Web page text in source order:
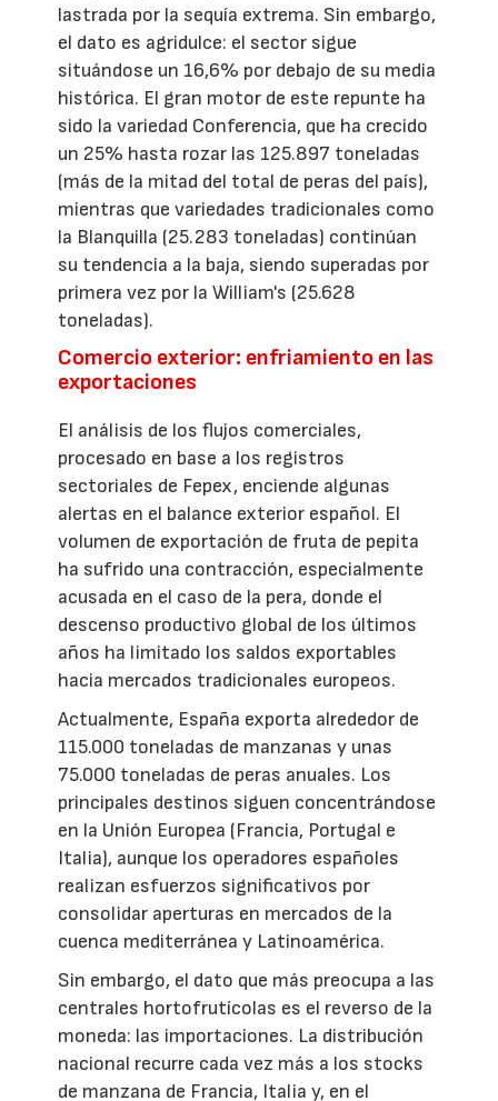
lastrada por la sequía extrema. Sin embargo,
el dato es agridulce: el sector sigue
situándose un 16,6% por debajo de su media
histórica. El gran motor de este repunte ha
sido la variedad Conferencia, que ha crecido
un 25% hasta rozar las 125.897 toneladas
(más de la mitad del total de peras del país),
mientras que variedades tradicionales como
la Blanquilla (25.283 toneladas) continúan
su tendencia a la baja, siendo superadas por
primera vez por la William's (25.628
toneladas).
Comercio exterior: enfriamiento en las
exportaciones
El análisis de los flujos comerciales,
procesado en base a los registros
sectoriales de Fepex, enciende algunas
alertas en el balance exterior español. El
volumen de exportación de fruta de pepita
ha sufrido una contracción, especialmente
acusada en el caso de la pera, donde el
descenso productivo global de los últimos
años ha limitado los saldos exportables
hacia mercados tradicionales europeos.
Actualmente, España exporta alrededor de
115.000 toneladas de manzanas y unas
75.000 toneladas de peras anuales. Los
principales destinos siguen concentrándose
en la Unión Europea (Francia, Portugal e
Italia), aunque los operadores españoles
realizan esfuerzos significativos por
consolidar aperturas en mercados de la
cuenca mediterránea y Latinoamérica.
Sin embargo, el dato que más preocupa a las
centrales hortofrutícolas es el reverso de la
moneda: las importaciones. La distribución
nacional recurre cada vez más a los stocks
de manzana de Francia, Italia y, en el